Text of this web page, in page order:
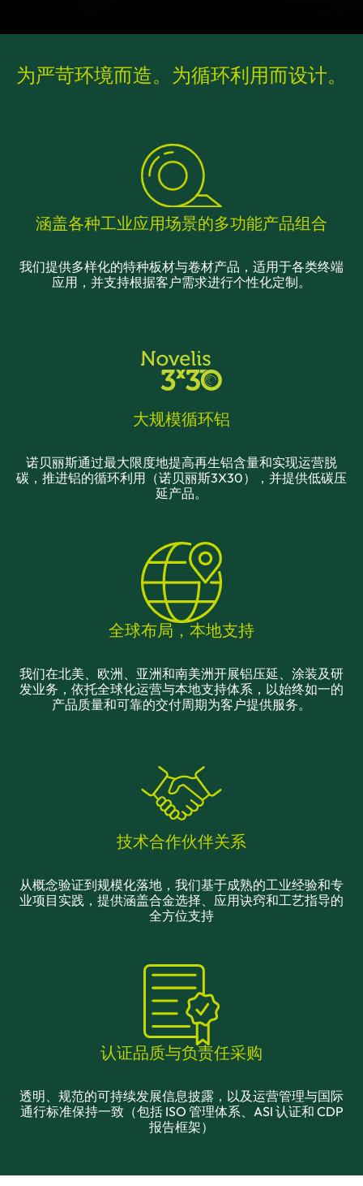
为严苛环境而造。为循环利用而设计。
涵盖各种工业应用场景的多功能产品组合
我们提供多样化的特种板材与卷材产品，适用于各类终端
应用，并支持根据客户需求进行个性化定制。
大规模循环铝
诺贝丽斯通过最大限度地提高再生铝含量和实现运营脱
碳，推进铝的循环利用（诺贝丽斯3X30），并提供低碳压
延产品。
全球布局，本地支持
我们在北美、欧洲、亚洲和南美洲开展铝压延、涂装及研
发业务，依托全球化运营与本地支持体系，以始终如一的
产品质量和可靠的交付周期为客户提供服务。
技术合作伙伴关系
从概念验证到规模化落地，我们基于成熟的工业经验和专
业项目实践，提供涵盖合金选择、应用诀窍和工艺指导的
全方位支持
认证品质与负责任采购
透明、规范的可持续发展信息披露，以及运营管理与国际
通行标准保持一致（包括 ISO 管理体系、ASI 认证和 CDP
报告框架）